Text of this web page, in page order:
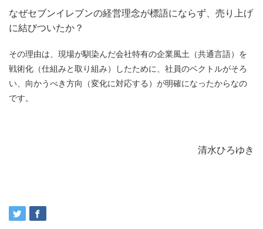
なぜセブンイレブンの経営理念が標語にならず、売り上げ
に結びついたか？
その理由は、現場が馴染んだ会社特有の企業風土（共通言語）を
戦術化（仕組みと取り組み）したために、社員のベクトルがそろ
い、向かうべき方向（変化に対応する）が明確になったからなの
です。
清水ひろゆき